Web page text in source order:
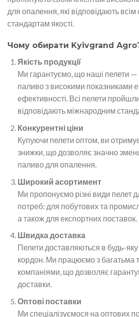
для опалення, які відповідають
стандартам якості.
Чому обирати Kyivgrand Agro
Якість продукції
Ми гарантуємо, що наші пелети —
паливо з високими показниками
ефективності. Всі пелети пройшли
відповідають міжнародним
Конкурентні ціни
Купуючи пелети оптом, ви
знижки, що дозволяє значно
паливо для опалення.
Широкий асортимент
Ми пропонуємо різні види пелет
потреб: для побутових та
а також для експортних поставок.
Швидка доставка
Пелети доставляються в будь-яку
кордон. Ми працюємо з багатьма
компаніями, що дозволяє
доставки.
Оптові поставки
Ми спеціалізуємося на оптових